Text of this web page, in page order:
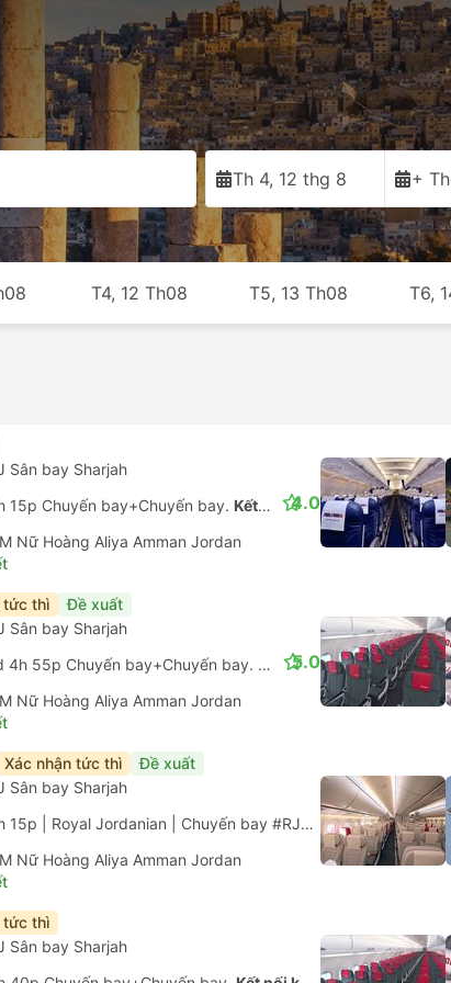
Th 4, 12 thg 8 +
T4, 12 Th08 T5, 13 Th08 T6,
Sân bay Sharjah
15p Chuyến bay+Chuyến bay. Kết nối không được đảm bảo
Nữ Hoàng Aliya Amman Jordan
4.0
tức thì Đề xuất
Sân bay Sharjah
1d 4h 55p Chuyến bay+Chuyến bay.
Kết nối không được đảm
Nữ Hoàng Aliya Amman Jordan
5.0
Xác nhận tức thì Đề xuất
Sân bay Sharjah
15p | Royal Jordanian Chuyến bay #RJ633 |Tiết kiệm
Nữ Hoàng Aliya Amman Jordan
tức thì
Sân bay Sharjah